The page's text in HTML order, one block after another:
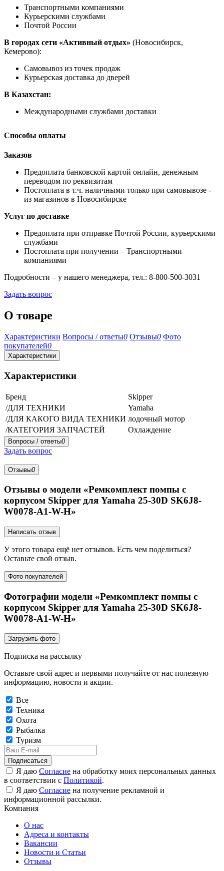
Транспортными компаниями
Курьерскими службами
Почтой России
В городах сети «Активный отдых» (Новосибирск,
Кемерово):
Самовывоз из точек продаж
Курьерская доставка до дверей
В Казахстан:
Международными службами доставки
Способы оплаты
Заказов
Предоплата банковской картой онлайн, денежным
переводом по реквизитам
Постоплата в т.ч. наличными только при самовывозе -
из магазинов в Новосибирске
Услуг по доставке
Предоплата при отправке Почтой России, курьерскими
службами
Постоплата при получении – Транспортными
компаниями
Подробности – у нашего менеджера, тел.: 8-800-500-3031
Задать вопрос
О товаре
Характеристики Вопросы / ответы0 Отзывы0 Фото
покупателей0
Характеристики
Характеристики
Бренд
Skipper
/ДЛЯ ТЕХНИКИ
Yamaha
/ДЛЯ КАКОГО ВИДА ТЕХНИКИ лодочный мотор
/КАТЕГОРИЯ ЗАПЧАСТЕЙ
Охлаждение
Вопросы / ответы0
Задать вопрос
Отзывы0
Отзывы о модели «Ремкомплект помпы с
корпусом Skipper для Yamaha 25-30D SK6J8-
W0078-A1-W-H»
Написать отзыв
У этого товара ещё нет отзывов. Есть чем поделиться?
Оставьте свой отзыв.
Фото покупателей
Фотографии модели «Ремкомплект помпы с
корпусом Skipper для Yamaha 25-30D SK6J8-
W0078-A1-W-H»
Загрузить фото
Подписка на рассылку
Оставьте свой адрес и первыми получайте от нас полезную
информацию, новости и акции.
Все
Техника
Охота
Рыбалка
Туризм
Подписаться
Я даю Согласие на обработку моих персональных данных
в соответствии с Политикой.
Я даю Согласие на получение рекламной и
информационной рассылки.
Компания
О нас
Адреса и контакты
Вакансии
Новости и Статьи
Отзывы